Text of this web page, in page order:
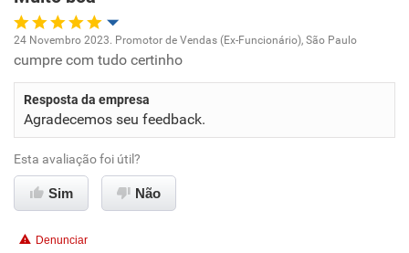
Recomenda esta empresa
Recomenda a diretoria
Oportunidade de promoção
Ambiente de trabalho
Conciliação com a vida familiar
Benefícios
Recomenda esta empresa
24 Novembro 2023. Promotor de Vendas (Ex-Funcionário), São Paulo
cumpre com tudo certinho
Resposta da empresa
Agradecemos seu feedback.
Esta avaliação foi útil?
Sim Não
Denunciar